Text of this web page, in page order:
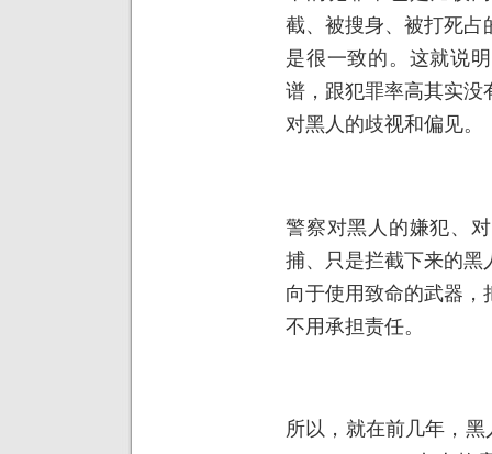
截、被搜身、被打死占
是很一致的。这就说
谱，跟犯罪率高其实没
对黑人的歧视和偏见。
警察对黑人的嫌犯、
捕、只是拦截下来的黑
向于使用致命的武器
不用承担责任。
所以，就在前几年，